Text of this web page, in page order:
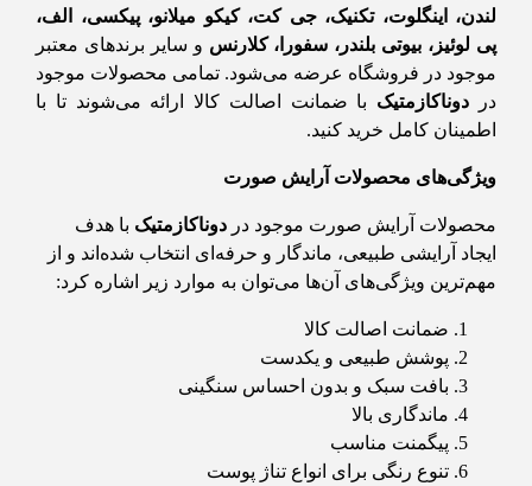
لندن، اینگلوت، تکنیک، جی کت، کیکو میلانو، پیکسی، الف،
پی لوئیز، بیوتی بلندر، سفورا، کلارنس و سایر برندهای معتبر
موجود در فروشگاه عرضه می‌شود. تمامی محصولات موجود
در دوناکازمتیک با ضمانت اصالت کالا ارائه می‌شوند تا با
اطمینان کامل خرید کنید.
ویژگی‌های محصولات آرایش صورت
محصولات آرایش صورت موجود در دوناکازمتیک با هدف
ایجاد آرایشی طبیعی، ماندگار و حرفه‌ای انتخاب شده‌اند و از
مهم‌ترین ویژگی‌های آن‌ها می‌توان به موارد زیر اشاره کرد:
ضمانت اصالت کالا
پوشش طبیعی و یکدست
بافت سبک و بدون احساس سنگینی
ماندگاری بالا
پیگمنت مناسب
تنوع رنگی برای انواع تناژ پوست